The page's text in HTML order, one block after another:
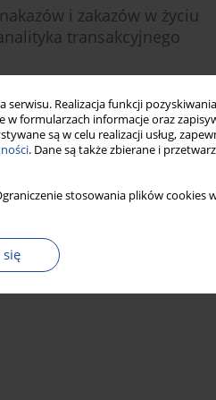
Realizacja funkcji
formularzach informacje oraz
są w celu realizacji usług,
. Dane są także zbierane i
stosowania plików cookies
i zakazów w życiu
transakcyjnego